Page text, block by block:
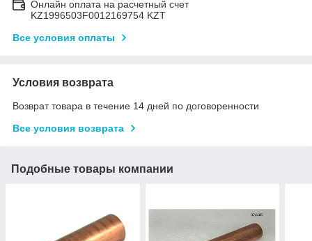
Онлайн оплата на расчетный счет
KZ1996503F0012169754 KZT
Все условия оплаты
Условия возврата
Возврат товара в течение 14 дней по договоренности
Все условия возврата
Подобные товары компании